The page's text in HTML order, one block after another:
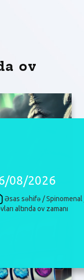
ov
08/2026
Əsas səhifə/Spinomenal
altında ov zamanı